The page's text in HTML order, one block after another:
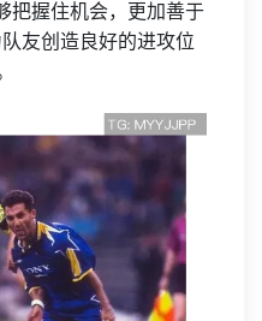
把握住机会，更加善于
友创造良好的进攻位